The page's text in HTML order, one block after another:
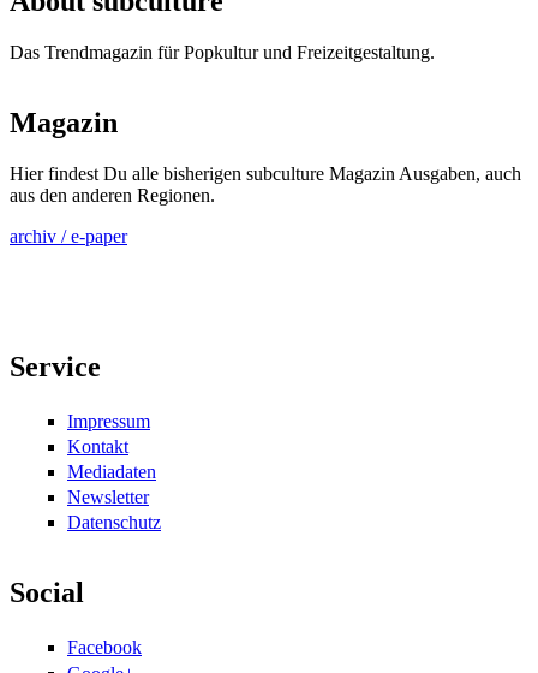
Das Trendmagazin für Popkultur und Freizeitgestaltung.
Magazin
Hier findest Du alle bisherigen subculture Magazin Ausgaben, auch
aus den anderen Regionen.
archiv / e-paper
Service
Impressum
Kontakt
Mediadaten
Newsletter
Datenschutz
Social
Facebook